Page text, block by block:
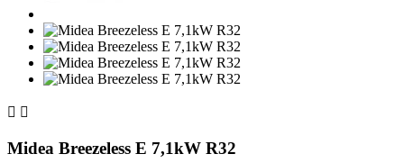
 
Midea Breezeless E 7,1kW R32